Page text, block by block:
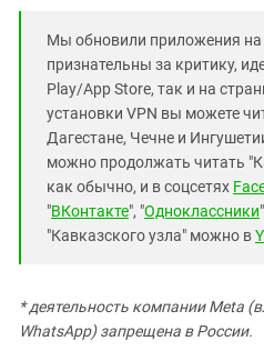
Мы обновили приложения на
признательны за критику,
Play/App Store, так и на
установки VPN вы можете
Дагестане, Чечне и
можно продолжать читать
как обычно, и в соцсетях
"ВКонтакте", "Одноклассники
"Кавказского узла" можно в
* деятельность компании Meta
WhatsApp) запрещена в России.